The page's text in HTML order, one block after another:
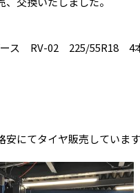
ース RV-02 225/55R18 4
にてタイヤ販売しています